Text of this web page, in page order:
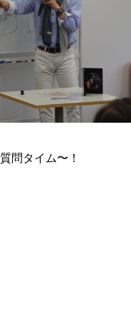
問タイム〜！